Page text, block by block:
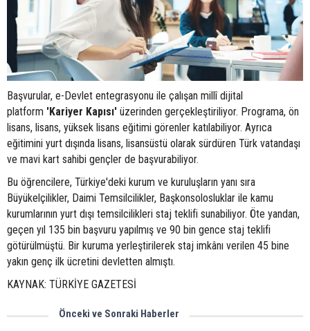
Başvurular, e-Devlet entegrasyonu ile çalışan millî dijital
platform 'Kariyer Kapısı' üzerinden gerçekleştiriliyor. Programa, ön
lisans, lisans, yüksek lisans eğitimi görenler katılabiliyor. Ayrıca
eğitimini yurt dışında lisans, lisansüstü olarak sürdüren Türk vatandaşı
ve mavi kart sahibi gençler de başvurabiliyor.
Bu öğrencilere, Türkiye'deki kurum ve kuruluşların yanı sıra
Büyükelçilikler, Daimi Temsilcilikler, Başkonsolosluklar ile kamu
kurumlarının yurt dışı temsilcilikleri staj teklifi sunabiliyor. Öte yandan,
geçen yıl 135 bin başvuru yapılmış ve 90 bin gence staj teklifi
götürülmüştü. Bir kuruma yerleştirilerek staj imkânı verilen 45 bine
yakın genç ilk ücretini devletten almıştı.
KAYNAK: TÜRKİYE GAZETESİ
Önceki ve Sonraki Haberler